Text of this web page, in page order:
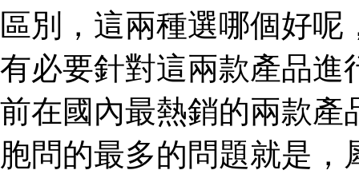
區別，這兩種選哪個好呢
有必要針對這兩款產品進
前在國內最熱銷的兩款產
胞問的最多的問題就是